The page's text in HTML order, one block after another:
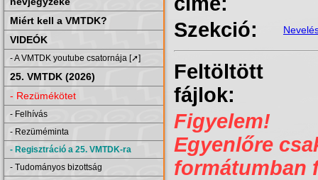
Miért kell a VMTDK?
VIDEÓK
- A VMTDK youtube csatornája [➚]
25. VMTDK (2026)
- Rezümékötet
- Felhívás
- Rezüméminta
- Regisztráció a 25. VMTDK-ra
- Tudományos bizottság
Szekció:
Feltöltött
fájlok:
Figyelem!
Egyenlőre
formátumban